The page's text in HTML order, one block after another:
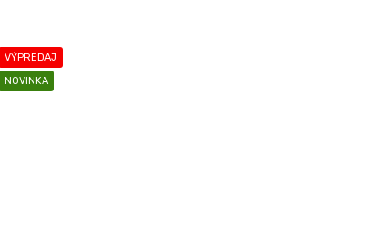
VÝPREDAJ
NOVINKA